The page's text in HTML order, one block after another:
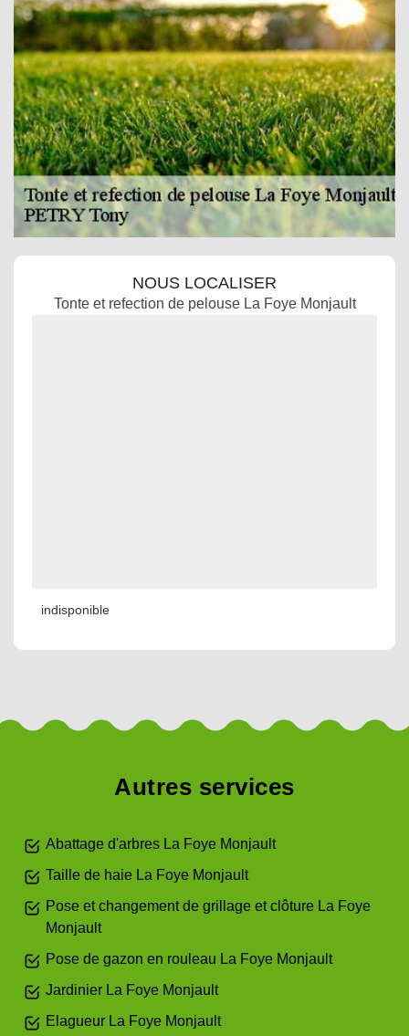
NOUS LOCALISER
Tonte et refection de pelouse La Foye Monjault
indisponible
Autres services
Abattage d'arbres La Foye Monjault
Taille de haie La Foye Monjault
Pose et changement de grillage et clôture La Foye
Monjault
Pose de gazon en rouleau La Foye Monjault
Jardinier La Foye Monjault
Elagueur La Foye Monjault